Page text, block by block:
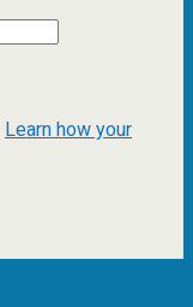
Learn how your